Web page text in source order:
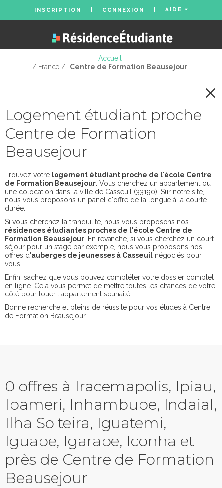
INSCRIPTION CONNEXION AIDE
Accueil
/ France /
Centre de Formation Beausejour
Logement étudiant proche
Centre de Formation
Beausejour
Trouvez votre logement étudiant proche de l'école Centre
de Formation Beausejour . Vous cherchez un appartement ou
une colocation dans la ville de Casseuil (33190). Sur notre site,
nous vous proposons un panel d'offre de la longue à la courte
durée.
Si vous cherchez la tranquilité, nous vous proposons nos
résidences étudiantes proches de l'école Centre de
Formation Beausejour . En revanche, si vous cherchez un court
séjour pour un stage par exemple, nous vous proposons nos
offres d'auberges de jeunesses à Casseuil négociés pour
vous.
Enfin, sachez que vous pouvez compléter votre dossier complet
en ligne. Cela vous permet de mettre toutes les chances de votre
côté pour louer l'appartement souhaité.
Bonne recherche et pleins de réussite pour vos études à Centre
de Formation Beausejour.
0 offres à Iracemapolis, Ipiau,
Ipameri, Inhambupe, Indaial,
Ilha Solteira, Iguatemi,
Iguape, Igarape, Iconha et
près de Centre de Formation
Beausejour